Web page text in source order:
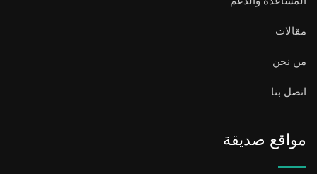
مقالات
من نحن
اتصل بنا
مواقع صديقة